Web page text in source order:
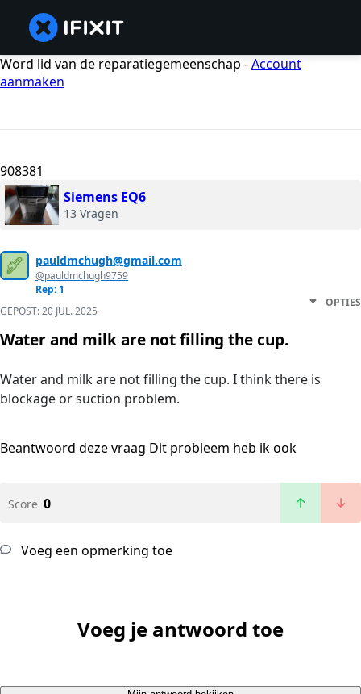
Word lid van de reparatiegemeenschap -Account
aanmaken
908381
Siemens EQ6
13 Vragen
pauldmchugh@gmail.com
@pauldmchugh9759
Rep: 1
GEPOST:20 JUL. 2025
OPTIES
Water and milk are not filling the cup.
Water and milk are not filling the cup. I think there is
blockage or suction problem.
Beantwoord deze vraag Dit probleem heb ik ook
Score 0
Voeg een opmerking toe
Voeg je antwoord toe